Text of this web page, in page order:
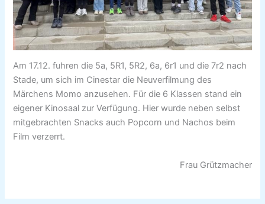
Am 17.12. fuhren die 5a, 5R1, 5R2, 6a, 6r1 und die 7r2 nach
Stade, um sich im Cinestar die Neuverfilmung des
Märchens Momo anzusehen. Für die 6 Klassen stand ein
eigener Kinosaal zur Verfügung. Hier wurde neben selbst
mitgebrachten Snacks auch Popcorn und Nachos beim
Film verzerrt.
Frau Grützmacher